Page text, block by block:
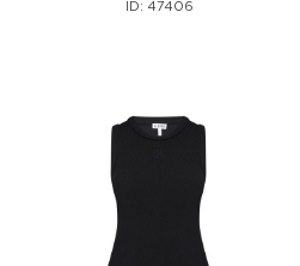
ID: 47406